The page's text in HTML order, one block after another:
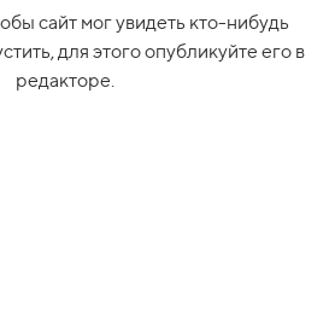
сайт мог увидеть кто-нибудь
для этого опубликуйте его в
редакторе.